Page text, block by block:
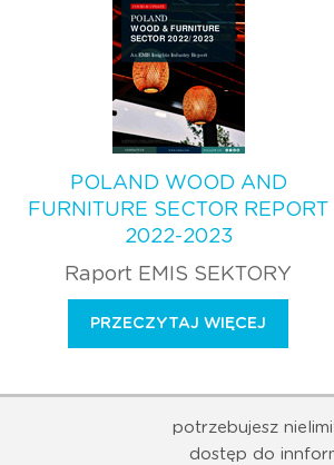
POLAND WOOD AND
FURNITURE SECTOR REPORT
2022-2023
Raport EMIS SEKTORY
PRZECZYTAJ WIĘCEJ
potrzebujesz
dostęp do